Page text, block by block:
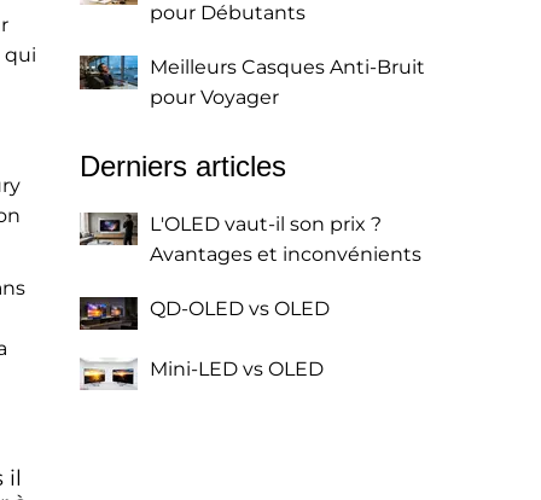
qui
il
pour Débutants
Meilleurs Casques Anti-Bruit
pour Voyager
Derniers articles
L'OLED vaut-il son prix ?
Avantages et inconvénients
QD-OLED vs OLED
Mini-LED vs OLED